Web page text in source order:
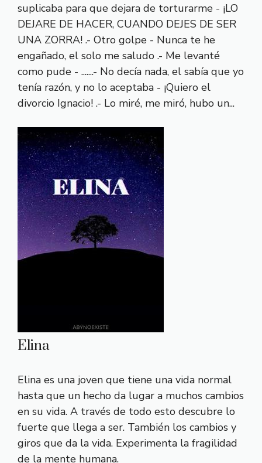
suplicaba para que dejara de torturarme - ¡LO
DEJARE DE HACER, CUANDO DEJES DE SER
UNA ZORRA! .- Otro golpe - Nunca te he
engañado, el solo me saludo .- Me levanté
como pude - .......- No decía nada, el sabía que yo
tenía razón, y no lo aceptaba - ¡Quiero el
divorcio Ignacio! .- Lo miré, me miró, hubo un...
Elina
Elina es una joven que tiene una vida normal
hasta que un hecho da lugar a muchos cambios
en su vida. A través de todo esto descubre lo
fuerte que llega a ser. También los cambios y
giros que da la vida. Experimenta la fragilidad
de la mente humana.